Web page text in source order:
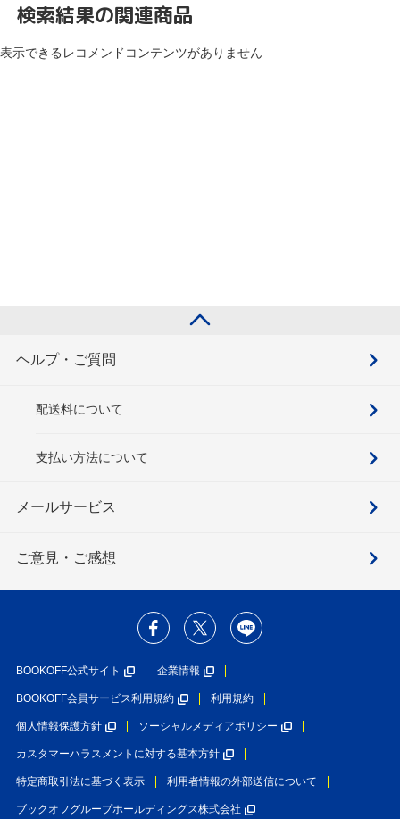
検索結果の関連商品
表示できるレコメンドコンテンツがありません
ヘルプ・ご質問
配送料について
支払い方法について
メールサービス
ご意見・ご感想
BOOKOFF公式サイト 企業情報
BOOKOFF会員サービス利用規約 利用規約
個人情報保護方針 ソーシャルメディアポリシー
カスタマーハラスメントに対する基本方針
特定商取引法に基づく表示 利用者情報の外部送信について
ブックオフグループホールディングス株式会社